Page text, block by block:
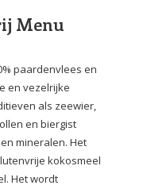
Menu
paardenvlees en
en vezelrijke
als zeewier,
en biergist
mineralen. Het
kokosmeel
Het wordt